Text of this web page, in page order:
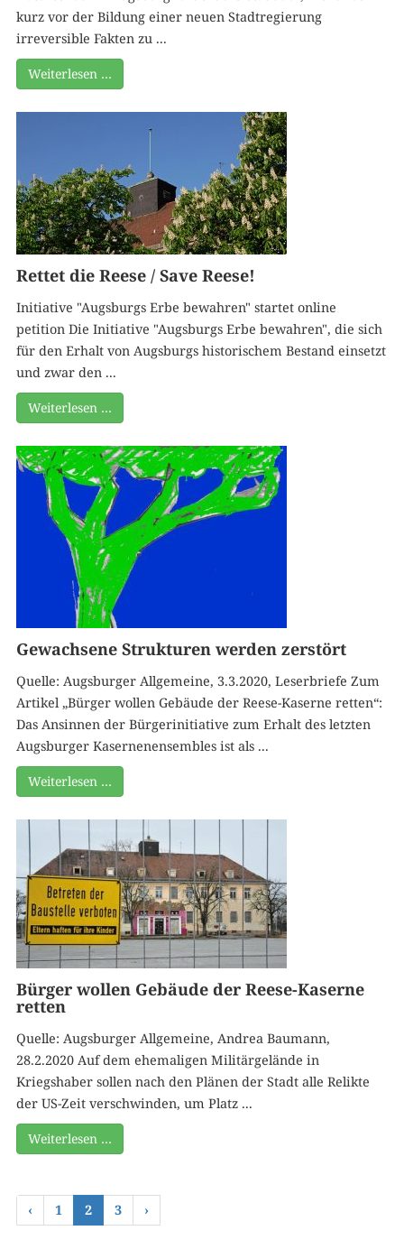
kurz vor der Bildung einer neuen Stadtregierung
irreversible Fakten zu ...
Weiterlesen …
Rettet die Reese / Save Reese!
Initiative "Augsburgs Erbe bewahren" startet online
petition Die Initiative "Augsburgs Erbe bewahren", die sich
für den Erhalt von Augsburgs historischem Bestand einsetzt
und zwar den ...
Weiterlesen …
Gewachsene Strukturen werden zerstört
Quelle: Augsburger Allgemeine, 3.3.2020, Leserbriefe Zum
Artikel „Bürger wollen Gebäude der Reese-Kaserne retten“:
Das Ansinnen der Bürgerinitiative zum Erhalt des letzten
Augsburger Kasernenensembles ist als ...
Weiterlesen …
Bürger wollen Gebäude der Reese-Kaserne
retten
Quelle: Augsburger Allgemeine, Andrea Baumann,
28.2.2020 Auf dem ehemaligen Militärgelände in
Kriegshaber sollen nach den Plänen der Stadt alle Relikte
der US-Zeit verschwinden, um Platz ...
Weiterlesen …
‹ 1 2 3 ›